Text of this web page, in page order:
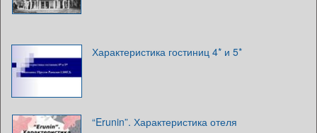
Характеристика гостиниц 4* и 5*
“Erunin”. Характеристика отеля